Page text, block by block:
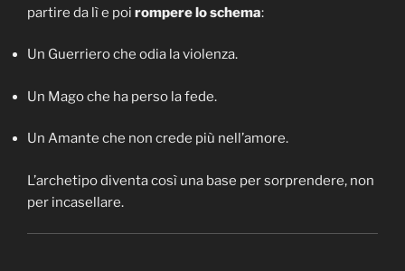
partire da lì e poi rompere lo schema:
Un Guerriero che odia la violenza.
Un Mago che ha perso la fede.
Un Amante che non crede più nell’amore.
L’archetipo diventa così una base per sorprendere, non
per incasellare.